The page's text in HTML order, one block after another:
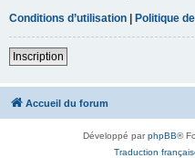
Conditions d’utilisation | Politique
Inscription
Accueil du forum
Développé parphpBB®
Traduction